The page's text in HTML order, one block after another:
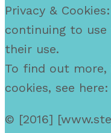
Privacy &
continuing to
their use.
To find out
cookies, see here:
© [2016]